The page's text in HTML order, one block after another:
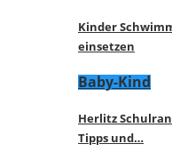
Kinder
einsetzen
Baby-Kind
Herlitz
Tipps und…